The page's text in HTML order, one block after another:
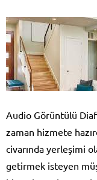
Audio Görüntülü
zaman hizmete
civarında yerleşimi
getirmek isteyen